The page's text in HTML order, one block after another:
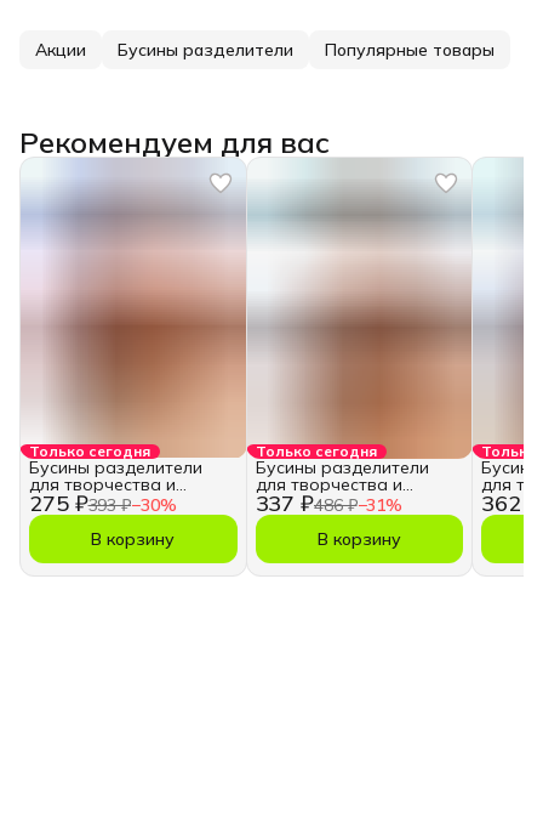
Акции Бусины разделители Популярные товары
Рекомендуем для вас
Только сегодня
275 ₽393 ₽−30%
Бусины разделители
для творчества и
рукоделия, 2 мм.
В корзину
Только сегодня
337 ₽486 ₽−31%
Бусины разделители
для творчества и
рукоделия, 3 мм.
В корзину
Только
362 ₽
для